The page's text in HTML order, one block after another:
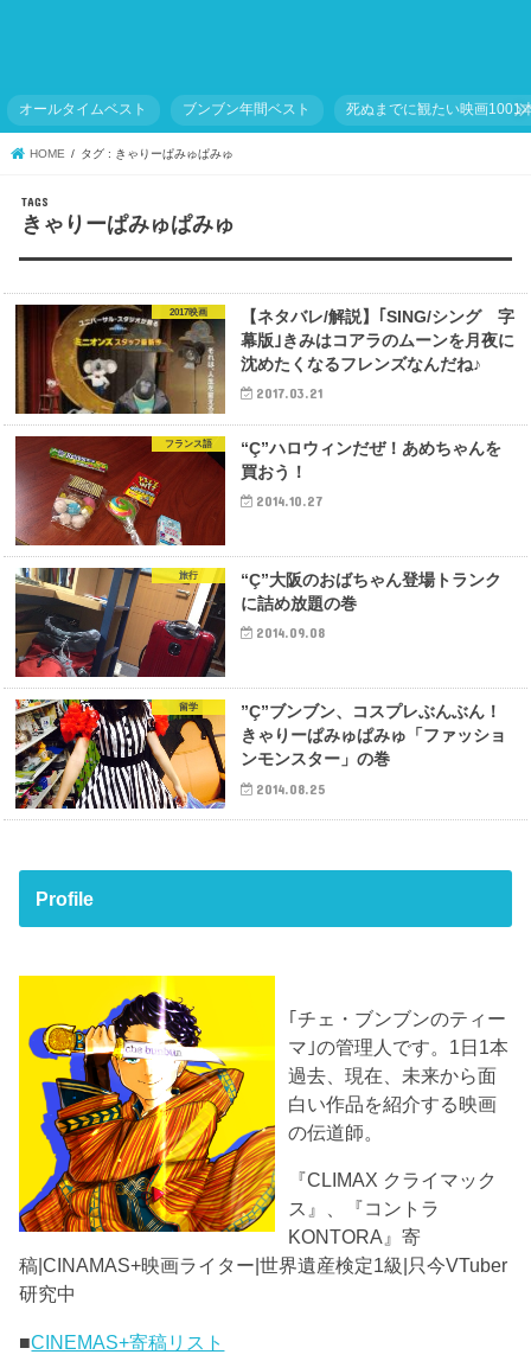
オールタイムベスト ブンブン年間ベスト 死ぬまでに観たい映画1001
HOME タグ : きゃりーぱみゅぱみゅ
きゃりーぱみゅぱみゅ
2017映画
【ネタバレ/解説】｢SING/シング 字
幕版｣きみはコアラのムーンを月夜に
沈めたくなるフレンズなんだね♪
2017.03.21
フランス語
“Ç”ハロウィンだぜ！あめちゃんを
買おう！
2014.10.27
旅行
“Ç”大阪のおばちゃん登場トランク
に詰め放題の巻
2014.09.08
留学
”Ç”ブンブン、コスプレぶんぶん！
きゃりーぱみゅぱみゅ「ファッショ
ンモンスター」の巻
2014.08.25
Profile
｢チェ・ブンブンのティー
マ｣の管理人です。1日1本
過去、現在、未来から面
白い作品を紹介する映画
の伝道師。
『CLIMAX クライマック
ス』、『コントラ
KONTORA』寄
稿|CINAMAS+映画ライター|世界遺産検定1級|只今VTuber
研究中
■CINEMAS+寄稿リスト